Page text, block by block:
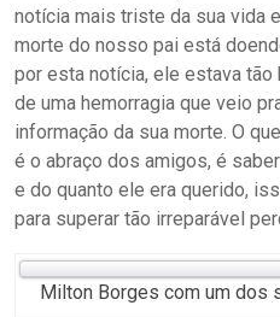
notícia mais triste da sua vida
morte do nosso pai está
por esta notícia, ele estava
de uma hemorragia que veio
informação da sua morte. O
é o abraço dos amigos, é
e do quanto ele era querido,
para superar tão irreparável
Milton Borges com um dos